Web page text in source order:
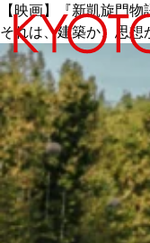
エリアから
地図から探
カテゴリー
【映画】『新凱旋門
それは、建築か、思想